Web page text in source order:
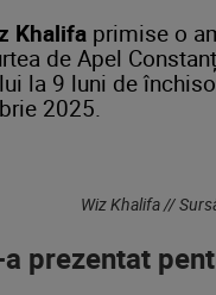
Khalifa primise o
de Apel
la 9 luni de
2025.
Wiz Khalifa //
prezentat